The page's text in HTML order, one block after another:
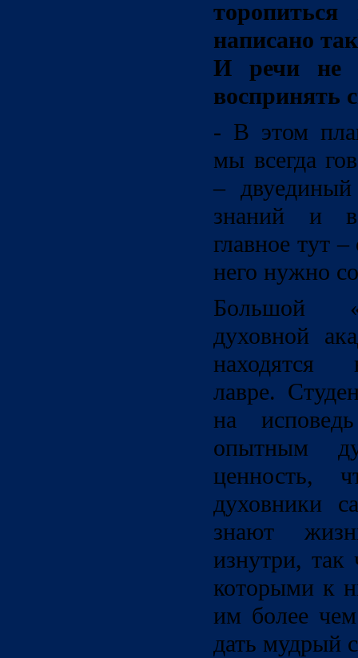
написано
И речи не
воспринять
- В этом
мы всегда
–
знаний и
главное тут
него нужно
Большой
духовной
находятся
лавре.
на
опытным
ценность,
духовники
знают
изнутри,
которыми к
им более
дать мудрый